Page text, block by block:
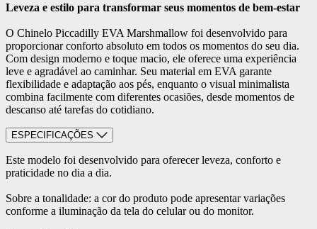
Leveza e estilo para transformar seus momentos de bem-estar
O Chinelo Piccadilly EVA Marshmallow foi desenvolvido para
proporcionar conforto absoluto em todos os momentos do seu dia.
Com design moderno e toque macio, ele oferece uma experiência
leve e agradável ao caminhar. Seu material em EVA garante
flexibilidade e adaptação aos pés, enquanto o visual minimalista
combina facilmente com diferentes ocasiões, desde momentos de
descanso até tarefas do cotidiano.
ESPECIFICAÇÕES
Este modelo foi desenvolvido para oferecer leveza, conforto e
praticidade no dia a dia.
Sobre a tonalidade: a cor do produto pode apresentar variações
conforme a iluminação da tela do celular ou do monitor.